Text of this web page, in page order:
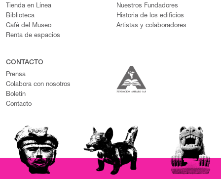
Tienda en Línea
Biblioteca
Café del Museo
Renta de espacios
Nuestros Fundadores
Historia de los edificios
Artistas y colaboradores
CONTACTO
Prensa
Colabora con nosotros
Boletín
Contacto